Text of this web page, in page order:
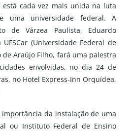
está cada vez mais unida na luta
uma universidade federal. A
de Várzea Paulista, Eduardo
(Universidade Federal de
de Araújo Filho, fará uma palestra
envolvidas, no dia 24 de
no Hotel Express-Inn Orquídea,
da instalação de uma
ou Instituto Federal de Ensino